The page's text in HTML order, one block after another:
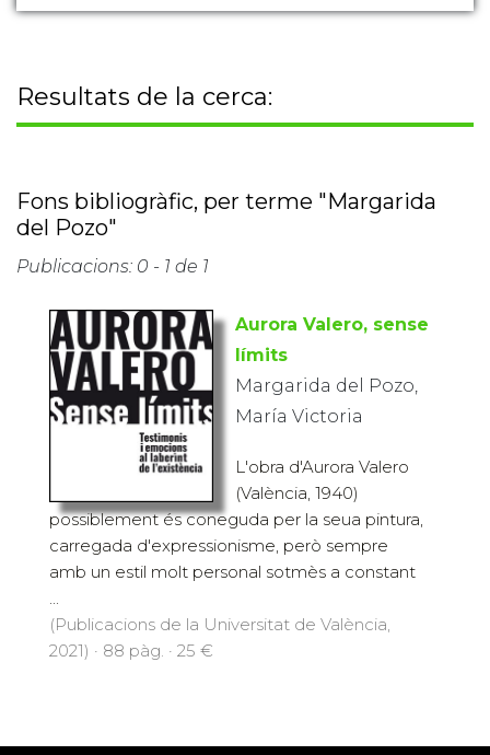
Resultats de la cerca:
Fons bibliogràfic, per terme "Margarida
del Pozo"
Publicacions: 0 - 1 de 1
Aurora Valero, sense
límits
Margarida del Pozo,
María Victoria
L'obra d'Aurora Valero
(València, 1940)
possiblement és coneguda per la seua pintura,
carregada d'expressionisme, però sempre
amb un estil molt personal sotmès a constant
...
(Publicacions de la Universitat de València,
2021) · 88 pàg. · 25 €